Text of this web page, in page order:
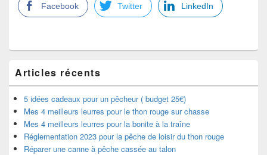
Facebook Twitter LinkedIn
principale
de
widget
pour
barre
latérale
Articles récents
5 idées cadeaux pour un pêcheur ( budget 25€)
Mes 4 meilleurs leurres pour le thon rouge sur chasse
Mes 4 meilleurs leurres pour la bonite à la traîne
Réglementation 2023 pour la pêche de loisir du thon rouge
Réparer une canne à pêche cassée au talon